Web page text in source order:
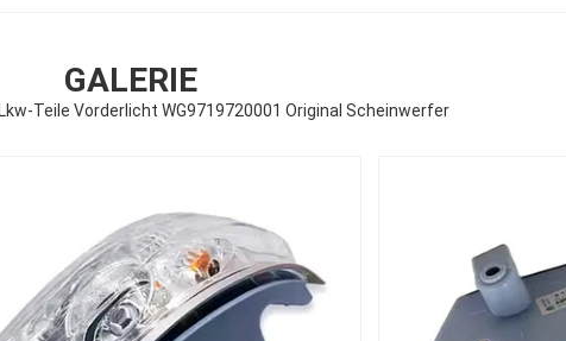
GALERIE
Teile Vorderlicht WG9719720001 Original Scheinwerfer